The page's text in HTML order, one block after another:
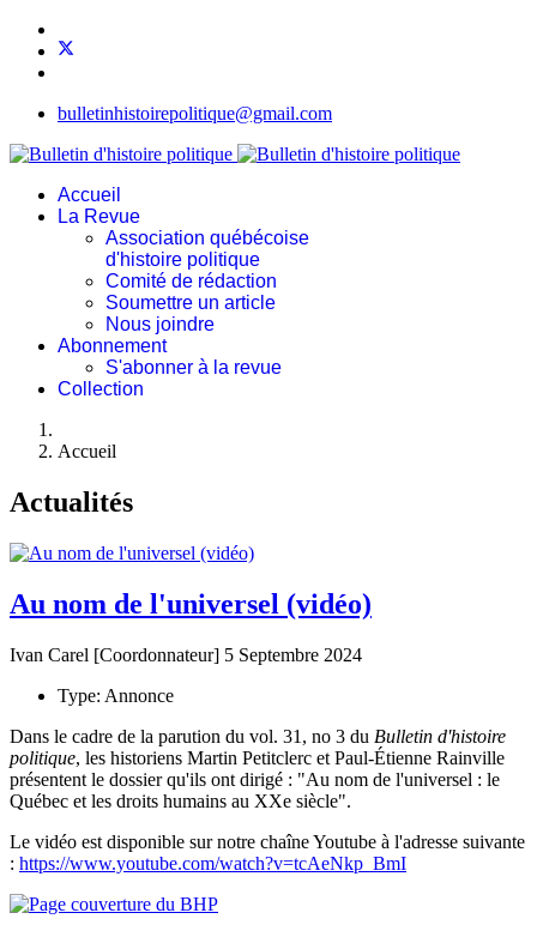
bulletinhistoirepolitique@gmail.com
Accueil
La Revue
Association québécoise
d'histoire politique
Comité de rédaction
Soumettre un article
Nous joindre
Abonnement
S'abonner à la revue
Collection
Accueil
Actualités
Au nom de l'universel (vidéo)
Ivan Carel [Coordonnateur] 5 Septembre 2024
Type: Annonce
Dans le cadre de la parution du vol. 31, no 3 du Bulletin d'histoire
politique, les historiens Martin Petitclerc et Paul-Étienne Rainville
présentent le dossier qu'ils ont dirigé : "Au nom de l'universel : le
Québec et les droits humains au XXe siècle".
Le vidéo est disponible sur notre chaîne Youtube à l'adresse suivante
: https://www.youtube.com/watch?v=tcAeNkp_BmI